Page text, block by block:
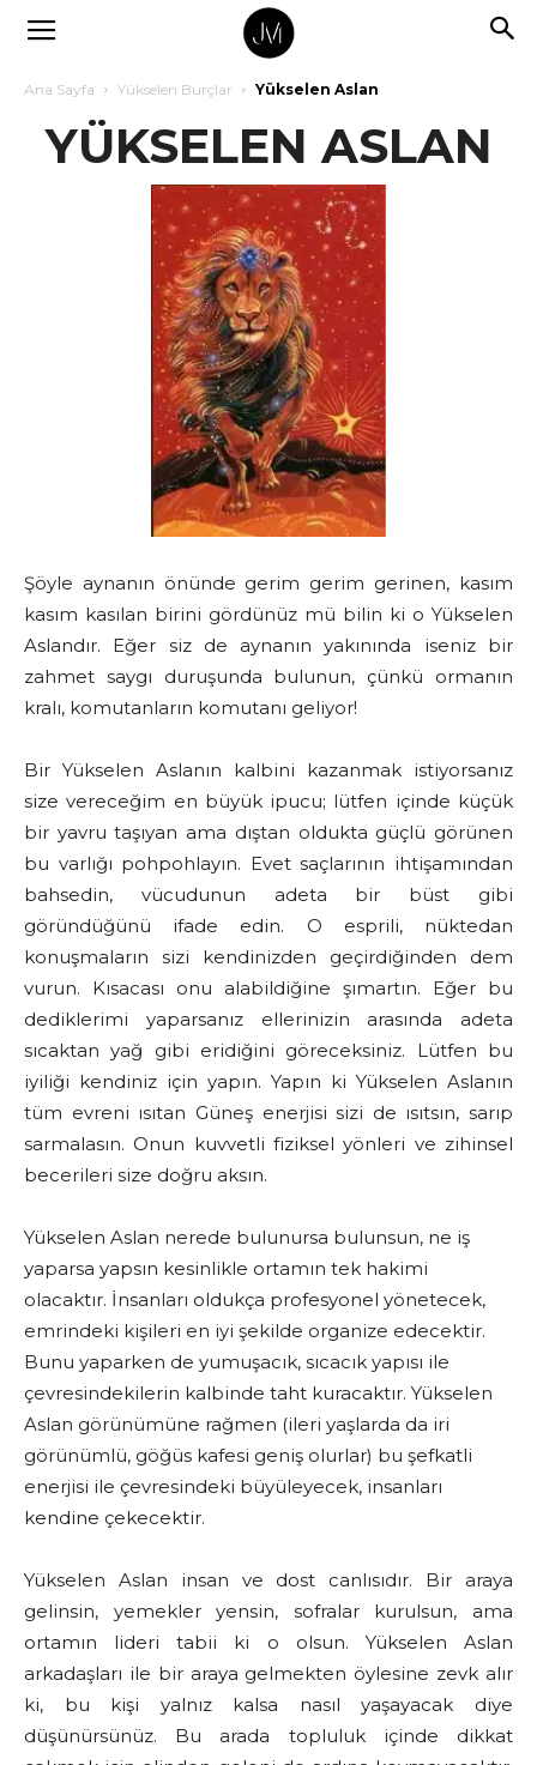
Ana Sayfa Yükselen Burçlar Yükselen Aslan
YÜKSELEN ASLAN
Şöyle aynanın önünde gerim gerim gerinen, kasım
kasım kasılan birini gördünüz mü bilin ki o Yükselen
Aslandır. Eğer siz de aynanın yakınında iseniz bir
zahmet saygı duruşunda bulunun, çünkü ormanın
kralı, komutanların komutanı geliyor!
Bir Yükselen Aslanın kalbini kazanmak istiyorsanız
size vereceğim en büyük ipucu; lütfen içinde küçük
bir yavru taşıyan ama dıştan oldukta güçlü görünen
bu varlığı pohpohlayın. Evet saçlarının ihtişamından
bahsedin, vücudunun adeta bir büst gibi
göründüğünü ifade edin. O esprili, nüktedan
konuşmaların sizi kendinizden geçirdiğinden dem
vurun. Kısacası onu alabildiğine şımartın. Eğer bu
dediklerimi yaparsanız ellerinizin arasında adeta
sıcaktan yağ gibi eridiğini göreceksiniz. Lütfen bu
iyiliği kendiniz için yapın. Yapın ki Yükselen Aslanın
tüm evreni ısıtan Güneş enerjisi sizi de ısıtsın, sarıp
sarmalasın. Onun kuvvetli fiziksel yönleri ve zihinsel
becerileri size doğru aksın.
Yükselen Aslan nerede bulunursa bulunsun, ne iş
yaparsa yapsın kesinlikle ortamın tek hakimi
olacaktır. İnsanları oldukça profesyonel yönetecek,
emrindeki kişileri en iyi şekilde organize edecektir.
Bunu yaparken de yumuşacık, sıcacık yapısı ile
çevresindekilerin kalbinde taht kuracaktır. Yükselen
Aslan görünümüne rağmen (ileri yaşlarda da iri
görünümlü, göğüs kafesi geniş olurlar) bu şefkatli
enerjisi ile çevresindeki büyüleyecek, insanları
kendine çekecektir.
Yükselen Aslan insan ve dost canlısıdır. Bir araya
gelinsin, yemekler yensin, sofralar kurulsun, ama
ortamın lideri tabii ki o olsun. Yükselen Aslan
arkadaşları ile bir araya gelmekten öylesine zevk alır
ki, bu kişi yalnız kalsa nasıl yaşayacak diye
düşünürsünüz. Bu arada topluluk içinde dikkat